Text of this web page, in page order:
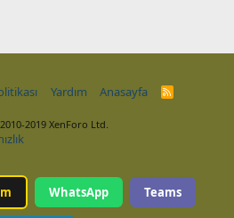
Yardım Anasayfa
R
2019 XenForo Ltd.
WhatsApp Teams